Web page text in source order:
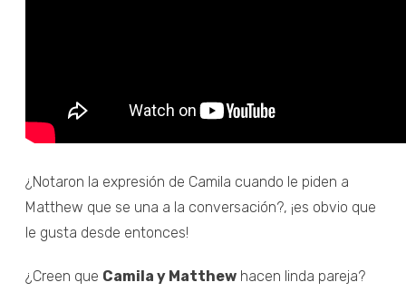
¿Notaron la expresión de Camila cuando le piden a
Matthew que se una a la conversación?, ¡es obvio que
le gusta desde entonces!
¿Creen que Camila y Matthew hacen linda pareja?